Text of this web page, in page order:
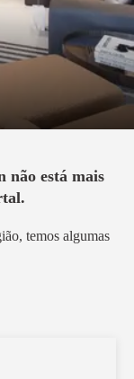
não está mais
temos algumas